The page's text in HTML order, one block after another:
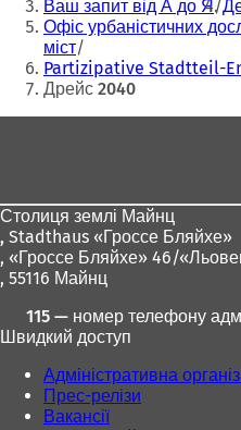
и
в
а
є
ь
н
в
і
к
а
д
Ваш запит від А до Я
Офіс урбаністичних
міст
Partizipative Stadtteil-
Дрейс 2040
Столиця землі Майнц
, Stadthaus «Гроссе Бляйхе»
, «Гроссе Бляйхе» 46/
, 55116 Майнц
115 — номер телефону
Швидкий доступ
Адміністративна
Прес-релізи
Вакансії